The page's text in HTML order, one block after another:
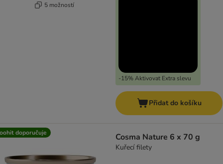
5 možností
-15% Aktivovat Extra slevu
Přidat do košíku
doporučuje Cosma Nature 6 x 70 g
Kuřecí filety